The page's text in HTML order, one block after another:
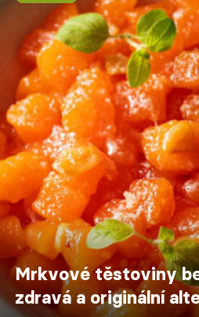
Mrkvové těstoviny
zdravá a originální